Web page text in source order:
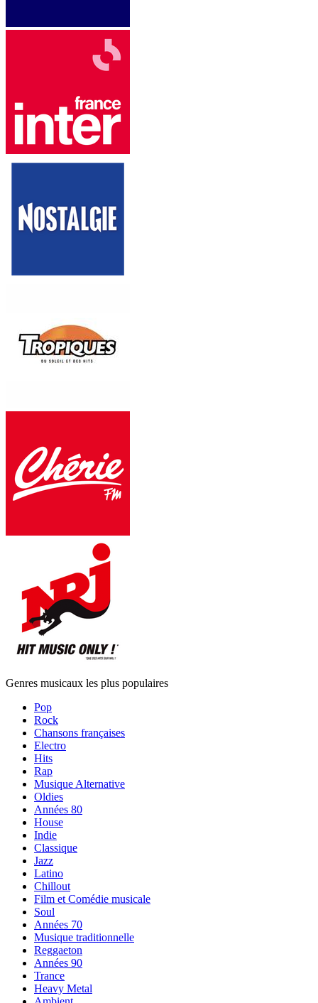
Genres musicaux les plus populaires
Pop
Rock
Chansons françaises
Electro
Hits
Rap
Musique Alternative
Oldies
Années 80
House
Indie
Classique
Jazz
Latino
Chillout
Film et Comédie musicale
Soul
Années 70
Musique traditionnelle
Reggaeton
Années 90
Trance
Heavy Metal